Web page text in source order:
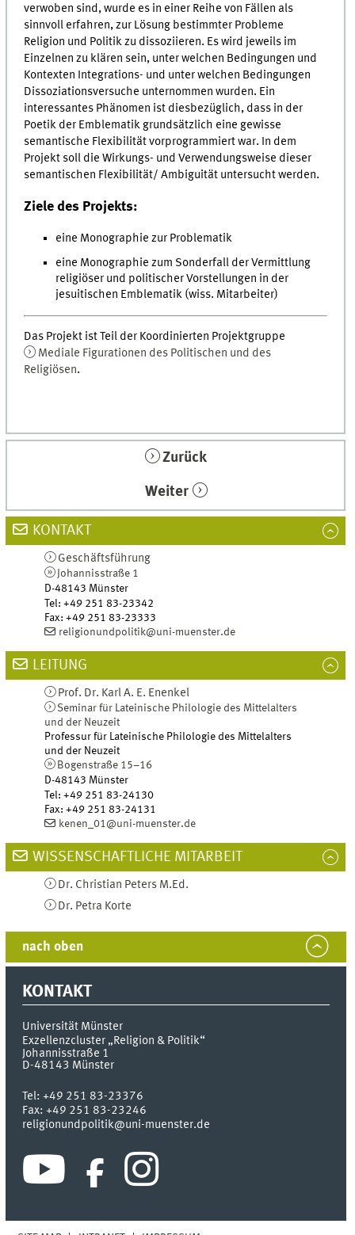
verwoben sind, wurde es in einer Reihe von Fällen als
sinnvoll erfahren, zur Lösung bestimmter Probleme
Religion und Politik zu dissoziieren. Es wird jeweils im
Einzelnen zu klären sein, unter welchen Bedingungen und
Kontexten Integrations- und unter welchen Bedingungen
Dissoziationsversuche unternommen wurden. Ein
interessantes Phänomen ist diesbezüglich, dass in der
Poetik der Emblematik grundsätzlich eine gewisse
semantische Flexibilität vorprogrammiert war. In dem
Projekt soll die Wirkungs- und Verwendungsweise dieser
semantischen Flexibilität/ Ambiguität untersucht werden.
Ziele des Projekts:
eine Monographie zur Problematik
eine Monographie zum Sonderfall der Vermittlung
religiöser und politischer Vorstellungen in der
jesuitischen Emblematik (wiss. Mitarbeiter)
Das Projekt ist Teil der Koordinierten Projektgruppe
Mediale Figurationen des Politischen und des
Religiösen.
Zurück
Weiter
KONTAKT
Geschäftsführung
Johannisstraße 1
D-48143 Münster
Tel:+49 251 83-23342
Fax:+49 251 83-23333
religionundpolitik@uni-muenster.de
LEITUNG
Prof. Dr. Karl A. E. Enenkel
Seminar für Lateinische Philologie des Mittelalters
und der Neuzeit
Professur für Lateinische Philologie des Mittelalters
und der Neuzeit
Bogenstraße 15–16
D-48143 Münster
Tel:+49 251 83-24130
Fax:+49 251 83-24131
kenen_01@uni-muenster.de
WISSENSCHAFTLICHE MITARBEIT
Dr. Christian Peters M.Ed.
Dr. Petra Korte
nach oben
KONTAKT
Universität Münster
Exzellenzcluster „Religion & Politik“
Johannisstraße 1
D-48143 Münster
Tel:+49 251 83-23376
Fax:+49 251 83-23246
religionundpolitik@uni-muenster.de